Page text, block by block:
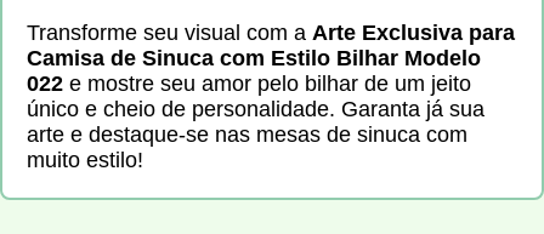
Transforme seu visual com a Arte Exclusiva para
Camisa de Sinuca com Estilo Bilhar Modelo
022 e mostre seu amor pelo bilhar de um jeito
único e cheio de personalidade. Garanta já sua
arte e destaque-se nas mesas de sinuca com
muito estilo!